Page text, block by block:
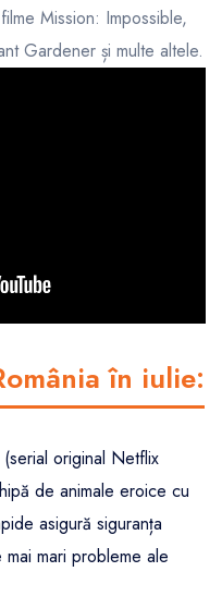
Mission: Impossible,
Gardener și multe altele.
în iulie:
original Netflix
de animale eroice cu
asigură siguranța
mari probleme ale